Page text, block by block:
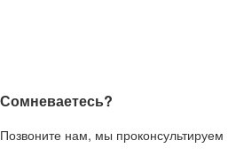
Сомневаетесь?
Позвоните нам, мы проконсультируем